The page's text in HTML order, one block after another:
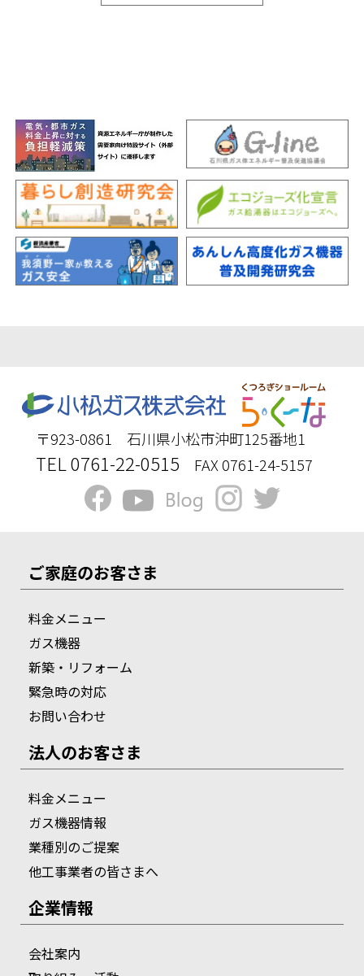
〒923-0861 石川県小松市沖町125番地1
TEL 0761-22-0515 FAX 0761-24-5157
ご家庭のお客さま
料金メニュー
ガス機器
新築・リフォーム
緊急時の対応
お問い合わせ
法人のお客さま
料金メニュー
ガス機器情報
業種別のご提案
他工事業者の皆さまへ
企業情報
会社案内